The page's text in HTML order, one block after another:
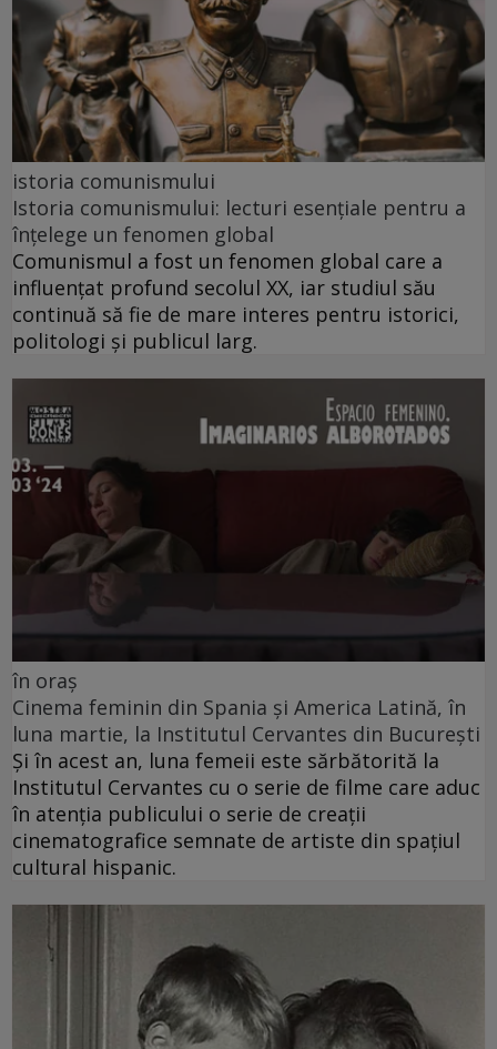
istoria comunismului
Istoria comunismului: lecturi esențiale pentru a
înțelege un fenomen global
Comunismul a fost un fenomen global care a
influențat profund secolul XX, iar studiul său
continuă să fie de mare interes pentru istorici,
politologi și publicul larg.
în oraș
Cinema feminin din Spania și America Latină, în
luna martie, la Institutul Cervantes din București
Și în acest an, luna femeii este sărbătorită la
Institutul Cervantes cu o serie de filme care aduc
în atenția publicului o serie de creații
cinematografice semnate de artiste din spațiul
cultural hispanic.